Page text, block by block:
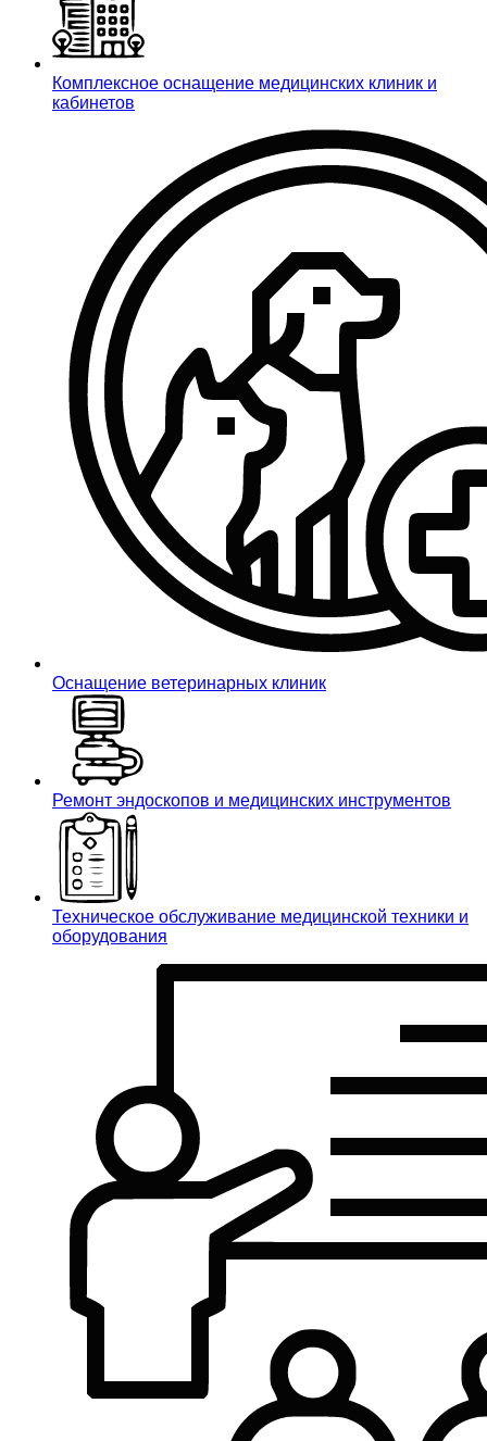
Комплексное оснащение медицинских клиник и
кабинетов
Оснащение ветеринарных клиник
Ремонт эндоскопов и медицинских инструментов
Техническое обслуживание медицинской техники и
оборудования